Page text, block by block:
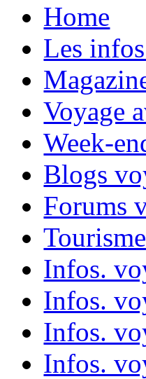
Home
Les
Voyage
Week-
Blogs
Forums
Infos.
Infos.
Infos.
Infos.